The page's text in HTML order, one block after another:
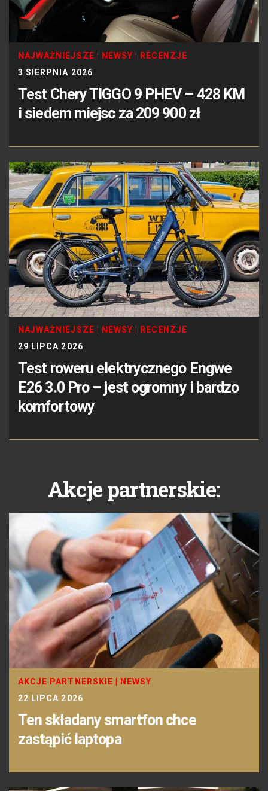
NAJWAŻNIEJSZE NEWSY
RECENZJE
3 SIERPNIA 2026
Test Chery TIGGO 9 PHEV – 428 KM
i siedem miejsc za 209 900 zł
NAJWAŻNIEJSZE NEWSY
RECENZJE
29 LIPCA 2026
Test roweru elektrycznego Engwe
E26 3.0 Pro – jest ogromny i bardzo
komfortowy
Akcje partnerskie:
AKCJE PARTNERSKIE
NEWSY
22 LIPCA 2026
Ten składany smartfon chce
zastąpić laptopa